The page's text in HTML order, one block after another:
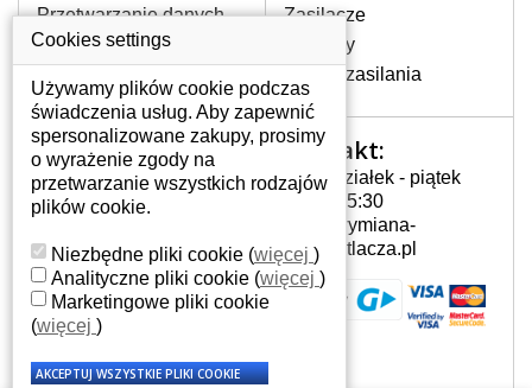
W JAKI SPOSÓB MOŻE SIĘ
PRZEJAWIAĆ USTERKA
Częstymi objawami są pomijanie liter
czy wyświetlanie innych liter oraz
dublowanie tych samych znaków. W
przypadku podlicia klawisze nie
powrócą do pierwotnej pozycji. Albo
też uszkodzenie mechaniczne, np.
JAK TO DZIAŁA?
Klawiatura składa się z kilku
warstw folii, z których przewodzą
przewodzące warstwy.
Przetwarzanie danych
osobowych
Gdzie nas znajdziesz
Zasilacze
Zawiasy
Złącza zasilania
Twoje konto
Twoje konto
Dane osobowe
Adresy
Historia zamówień
Kontakt:
Poniedziałek - piątek
7:00 - 15:30
info@wymiana-
wyswietlacza.pl
Cookies settings
Używamy plików cookie podczas
świadczenia usług. Aby zapewnić
spersonalizowane zakupy, prosimy
o wyrażenie zgody na
przetwarzanie wszystkich rodzajów
plików cookie.
Niezbędne pliki cookie (więcej )
Analityczne pliki cookie (więcej )
Marketingowe pliki cookie
(więcej )